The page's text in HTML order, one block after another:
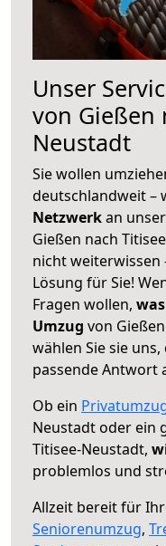
Unser
von Gießen
Neustadt
Sie wollen
deutschlandweit –
Netzwerkan
Gießen nach
nicht weiterwissen
Lösung für Sie!
Fragen wollen,
Umzug von
wählen Sie sie
passende Antwort
Ob ein
Neustadt oder ein
Titisee-Neustadt,
problemlos und
Allzeit bereit für
Seniorenumzug,